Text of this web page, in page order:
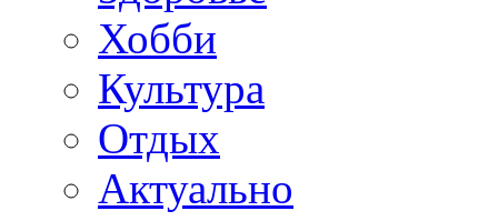
Хобби
Культура
Отдых
Актуально